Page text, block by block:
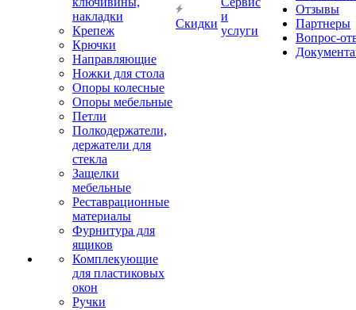
накладки
Крепеж
Крючки
Направляющие
Ножки для стола
Опоры колесные
Опоры мебельные
Петли
Полкодержатели,
держатели для
стекла
Защелки
мебельные
Реставрационные
материалы
Фурнитура для
ящиков
Комплекующие
для пластиковых
окон
Ручки
Скидки
и
услуги
Отзывы
Партнеры
Вопрос-